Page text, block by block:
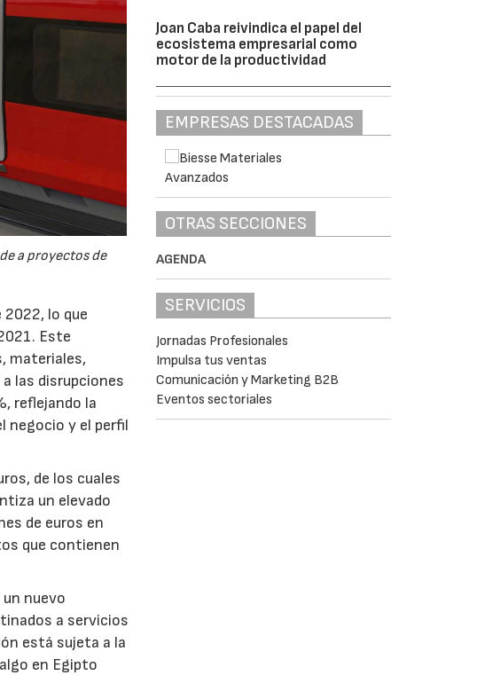
a proyectos de
lo que
Este
materiales,
las disrupciones
reflejando la
negocio y el perfil
de los cuales
un elevado
de euros en
que contienen
nuevo
a servicios
está sujeta a la
en Egipto
Joan Caba reivindica el papel del
ecosistema empresarial como
motor de la productividad
EMPRESAS DESTACADAS
OTRAS SECCIONES
AGENDA
SERVICIOS
Jornadas Profesionales
Impulsa tus ventas
Comunicación y Marketing B2B
Eventos sectoriales